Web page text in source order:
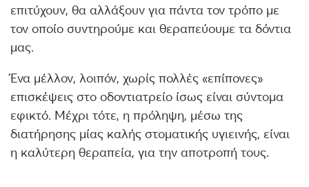
επιτύχουν, θα αλλάξουν για πάντα τον τρόπο με
τον οποίο συντηρούμε και θεραπεύουμε τα δόντια
μας.
Ένα μέλλον, λοιπόν, χωρίς πολλές «επίπονες»
επισκέψεις στο οδοντιατρείο ίσως είναι σύντομα
εφικτό. Μέχρι τότε, η πρόληψη, μέσω της
διατήρησης μίας καλής στοματικής υγιεινής, είναι
η καλύτερη θεραπεία, για την αποτροπή τους.